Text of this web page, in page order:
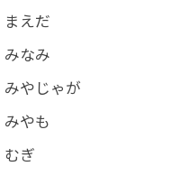
まえだ
みなみ
みやじゃが
みやも
むぎ